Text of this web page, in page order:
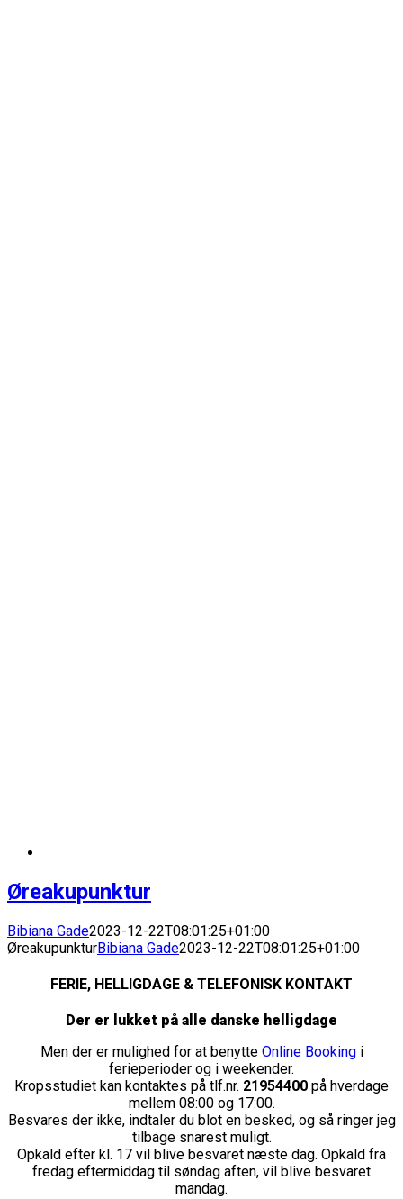
Øreakupunktur
Bibiana Gade2023-12-22T08:01:25+01:00
ØreakupunkturBibiana Gade2023-12-22T08:01:25+01:00
FERIE, HELLIGDAGE & TELEFONISK KONTAKT
Der er lukket på alle danske helligdage
Men der er mulighed for at benytte Online Bookingi
ferieperioder og i weekender.
Kropsstudiet kan kontaktes på tlf.nr. 21954400 på hverdage
mellem 08:00 og 17:00.
Besvares der ikke, indtaler du blot en besked, og så ringer jeg
tilbage snarest muligt.
Opkald efter kl. 17 vil blive besvaret næste dag. Opkald fra
fredag eftermiddag til søndag aften, vil blive besvaret
mandag.